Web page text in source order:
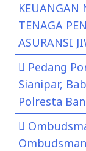
KEUANGAN
TENAGA
ASURANSI
Pedang
Sianipar,
Polresta